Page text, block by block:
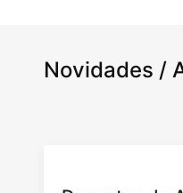
Novidades /